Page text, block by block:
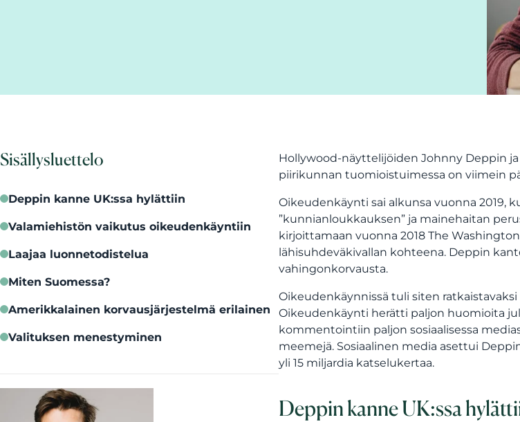
Sisällysluettelo
Deppin kanne UK:ssa hylättiin
Valamiehistön vaikutus oikeudenkäyntiin
Laajaa luonnetodistelua
Miten Suomessa?
Amerikkalainen korvausjärjestelmä erilainen
Valituksen menestyminen
Hollywood-näyttelijöiden Johnny Deppin
piirikunnan tuomioistuimessa on viimein
Oikeudenkäynti sai alkunsa vuonna 2019,
”kunnianloukkauksen” ja mainehaitan
kirjoittamaan vuonna 2018 The
lähisuhdeväkivallan kohteena. Deppin
vahingonkorvausta.
Oikeudenkäynnissä tuli siten
Oikeudenkäynti herätti paljon huomioita
kommentointiin paljon sosiaalisessa
meemejä. Sosiaalinen media asettui
yli 15 miljardia katselukertaa.
Deppin kanne UK:ssa